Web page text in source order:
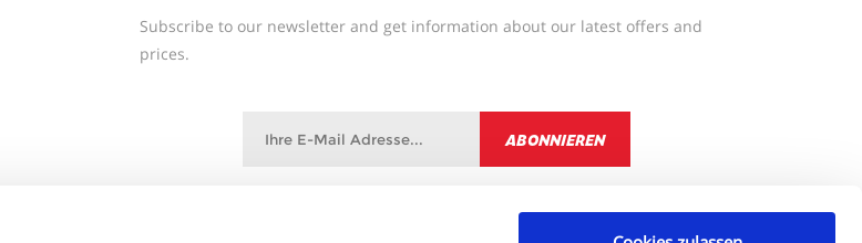
Subscribe to our newsletter and get information about our latest offers and
prices.